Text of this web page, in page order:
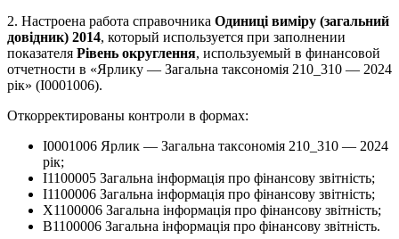
2. Настроена работа справочника Одиниці виміру (загальний
довідник) 2014, который используется при заполнении
показателя Рівень округлення, используемый в финансовой
отчетности в «Ярлику — Загальна таксономія 210_310 — 2024
рік» (I0001006).
Откорректированы контроли в формах:
I0001006 Ярлик — Загальна таксономія 210_310 — 2024
рік;
I1100005 Загальна інформація про фінансову звітність;
I1100006 Загальна інформація про фінансову звітність;
X1100006 Загальна інформація про фінансову звітність;
B1100006 Загальна інформація про фінансову звітність.